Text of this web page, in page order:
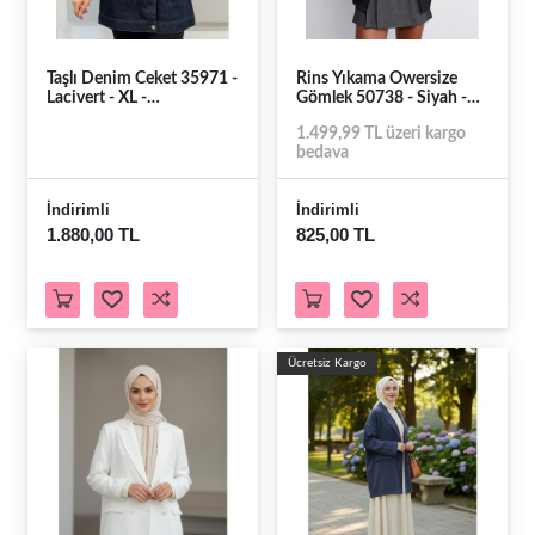
Taşlı Denim Ceket 35971 -
Lacivert - XL -
İndirimli
1.880,00 TL
Rins Yıkama Owersize
Gömlek 50738 - Siyah -
1.499,99 TL üzeri kargo
bedava
İndirimli
825,00 TL
Ücretsiz Kargo